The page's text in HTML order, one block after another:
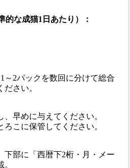
的な成猫1日あたり）：
～2パックを数回に分けて総合
さい。
早めに与えてください。
こに保管してください。
下部に「西暦下2桁・月・メー